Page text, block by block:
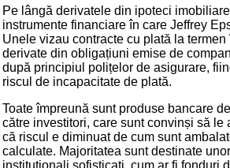
Pe lângă derivatele din ipoteci
instrumente financiare în care Jeffrey
Unele vizau contracte cu plată la termen
derivate din obligațiuni emise de
după principiul polițelor de asigurare,
riscul de incapacitate de plată.
Toate împreună sunt produse bancare
către investitori, care sunt convinși să le
că riscul e diminuat de cum sunt
calculate. Majoritatea sunt destinate